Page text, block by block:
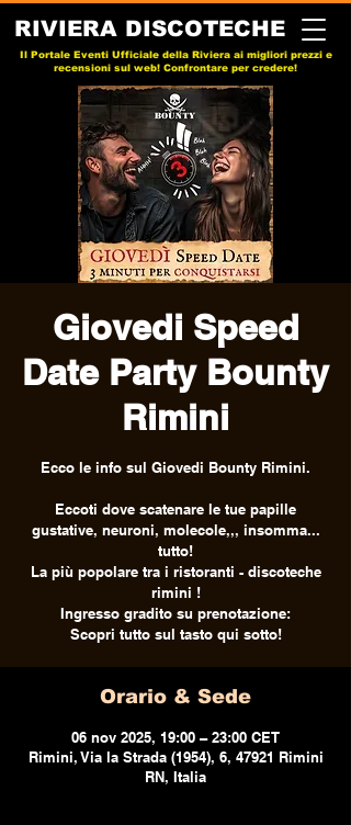
RIVIERA DISCOTECHE
Il Portale Eventi Ufficiale della Riviera ai migliori prezzi e
recensioni sul web! Confrontare per credere!
Giovedi Speed
Date Party Bounty
Rimini
Ecco le info sul Giovedi Bounty Rimini.
Eccoti dove scatenare le tue papille
gustative, neuroni, molecole,,, insomma...
tutto!
La più popolare tra i ristoranti - discoteche
rimini !
Ingresso gradito su prenotazione:
Scopri tutto sul tasto qui sotto!
Orario & Sede
06 nov 2025, 19:00 – 23:00 CET
Rimini, Via la Strada (1954), 6, 47921 Rimini
RN, Italia